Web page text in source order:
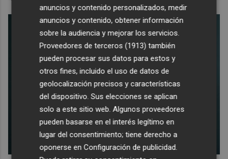
anuncios y contenido personalizados, medir
anuncios y contenido, obtener información
sobre la audiencia y mejorar los servicios.
Proveedores de terceros (1913) también
pueden procesar sus datos para estos y
otros fines, incluido el uso de datos de
geolocalización precisos y características
del dispositivo. Sus elecciones se aplican
solo a este sitio web. Algunos proveedores
pueden basarse en el interés legítimo en
lugar del consentimiento; tiene derecho a
oponerse enConfiguración de publicidad